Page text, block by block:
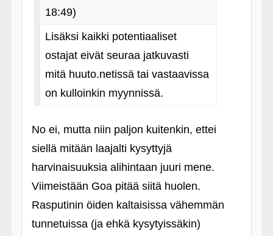
18:49)
Lisäksi kaikki potentiaaliset
ostajat eivät seuraa jatkuvasti
mitä huuto.netissä tai vastaavissa
on kulloinkin myynnissä.
No ei, mutta niin paljon kuitenkin, ettei
siellä mitään laajalti kysyttyjä
harvinaisuuksia alihintaan juuri mene.
Viimeistään Goa pitää siitä huolen.
Rasputinin öiden kaltaisissa vähemmän
tunnetuissa (ja ehkä kysytyissäkin)